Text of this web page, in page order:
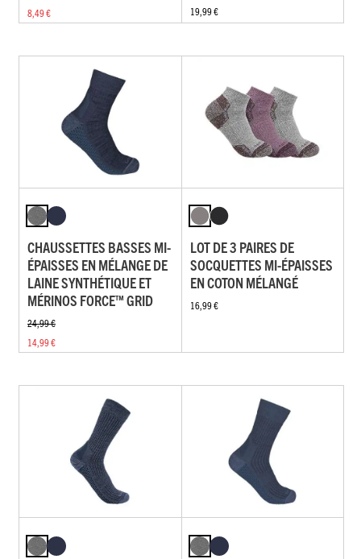
8,49 €
19,99 €
CHAUSSETTES BASSES MI-
ÉPAISSES EN MÉLANGE DE
LAINE SYNTHÉTIQUE ET
MÉRINOS FORCE™ GRID
24,99 €
14,99 €
LOT DE 3 PAIRES DE
SOCQUETTES MI-ÉPAISSES
EN COTON MÉLANGÉ
16,99 €